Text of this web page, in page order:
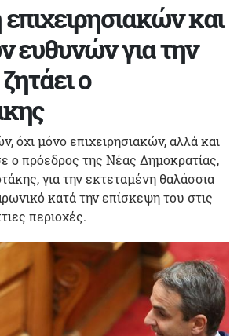
και
ευθυνών για την
ο
όχι μόνο επιχειρησιακών, αλλά και
ο πρόεδρος της Νέας Δημοκρατίας,
για την εκτεταμένη θαλάσσια
κατά την επίσκεψη του στις
περιοχές.